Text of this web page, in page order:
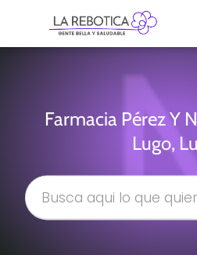
Farmacia Pérez Y
Lugo,